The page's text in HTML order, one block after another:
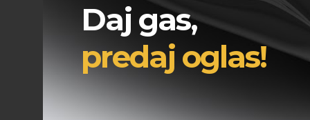
Daj gas,
predaj oglas!